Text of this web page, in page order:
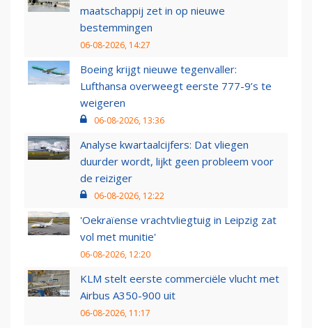
maatschappij zet in op nieuwe
bestemmingen
06-08-2026, 14:27
Boeing krijgt nieuwe tegenvaller:
Lufthansa overweegt eerste 777-9’s te
weigeren
06-08-2026, 13:36
Analyse kwartaalcijfers: Dat vliegen
duurder wordt, lijkt geen probleem voor
de reiziger
06-08-2026, 12:22
'Oekraïense vrachtvliegtuig in Leipzig zat
vol met munitie'
06-08-2026, 12:20
KLM stelt eerste commerciële vlucht met
Airbus A350-900 uit
06-08-2026, 11:17